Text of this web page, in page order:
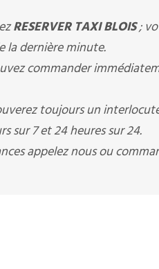
RESERVER TAXI BLOIS;
la dernière minute.
commander
toujours un
sur 7 et 24 heures sur 24.
appelez nous ou